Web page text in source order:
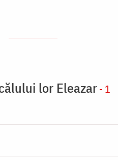
lor Eleazar- 1